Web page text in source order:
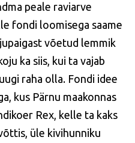
peale raviarve
fondi loomisega saame
võetud lemmik
ka siis, kui ta vajab
raha olla. Fondi idee
kus Pärnu maakonnas
Rex, kelle ta kaks
üle kivihunniku